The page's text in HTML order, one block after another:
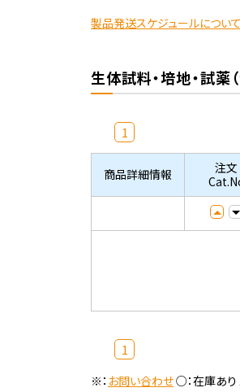
製品発送スケジュールについ
生体試料・培地・試薬
1
商品詳細情報
注文
1
※： お問い合わせ○：在庫あり